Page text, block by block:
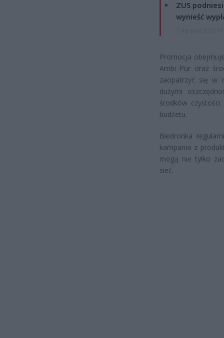
ZUS
wynieść
Promocja
Ambi Pur oraz
zaopatrzyć się w
dużymi
środków
budżetu.
Biedronka
kampania z
mogą nie tylko
sieć.